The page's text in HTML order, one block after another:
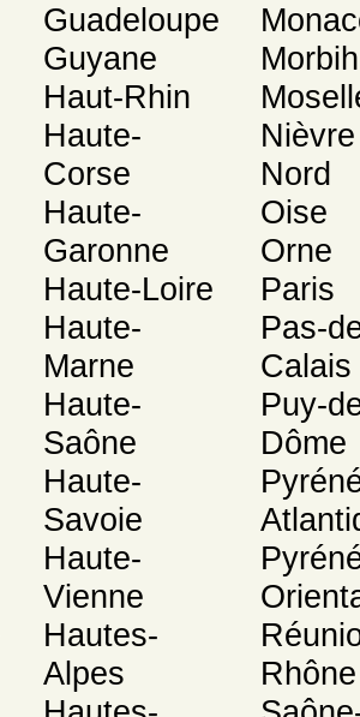
Guadeloupe
Guyane
Haut-Rhin
Haute-
Corse
Haute-
Garonne
Haute-Loire
Haute-
Marne
Haute-
Saône
Haute-
Savoie
Haute-
Vienne
Hautes-
Alpes
Nièvre
Nord
Oise
Orne
Paris
Pas-
Calais
Puy-
Dôme
Rhône